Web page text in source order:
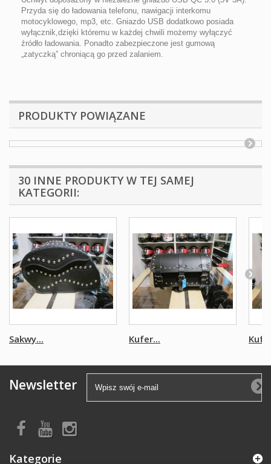
Przyda się do ładowania telefonu, nawigacji interkomu
motocyklowego, mp3, etc. Gniazdo USB dodatkowo posiada
wyłącznik,dzięki któremu w każdej chwili możemy wyłączyć
źródło ładowania. Ponadto zabezpieczone jest gumową
„zatyczką” chroniącą go przed zalaniem.
PRODUKTY POWIĄZANE
30 INNE PRODUKTY W TEJ SAMEJ
KATEGORII:
Sakwy... Kufer...
Newsletter
Kategorie